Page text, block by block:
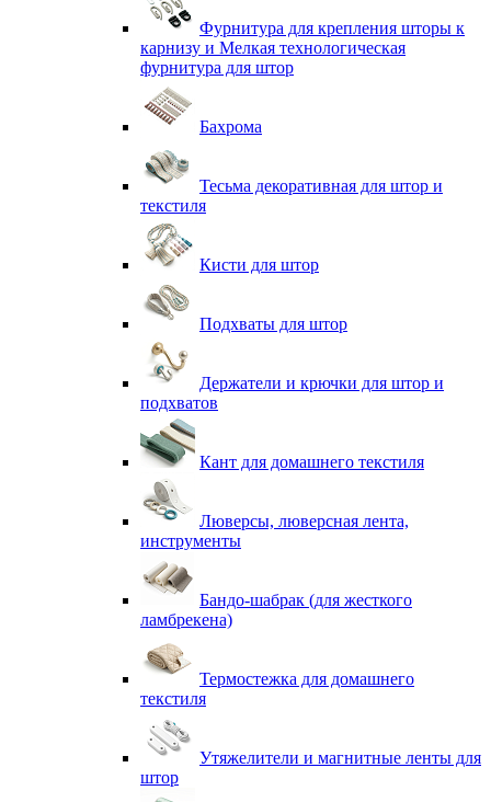
Фурнитура для крепления шторы к
карнизу и Мелкая технологическая
фурнитура для штор
Бахрома
Тесьма декоративная для штор и
текстиля
Кисти для штор
Подхваты для штор
Держатели и крючки для штор и
подхватов
Кант для домашнего текстиля
Люверсы, люверсная лента,
инструменты
Бандо-шабрак (для жесткого
ламбрекена)
Термостежка для домашнего
текстиля
Утяжелители и магнитные ленты для
штор